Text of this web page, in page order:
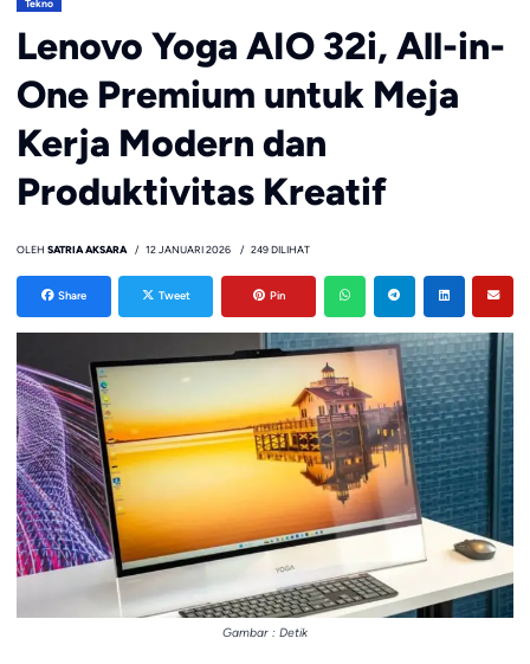
Tekno
Lenovo Yoga AIO 32i, All-in-
One Premium untuk Meja
Kerja Modern dan
Produktivitas Kreatif
OLEH SATRIA AKSARA 12 JANUARI 2026 249 DILIHAT
Share Tweet Pin
Gambar : Detik